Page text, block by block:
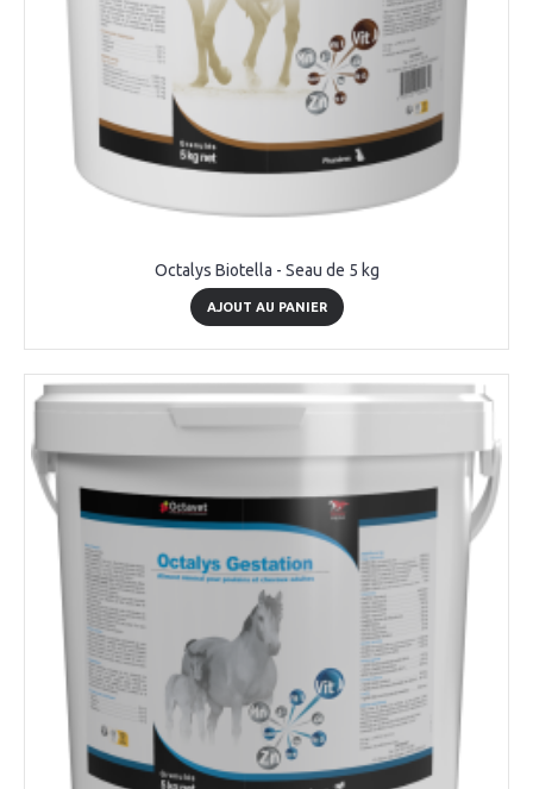
Octalys Biotella - Seau de 5 kg
AJOUT AU PANIER